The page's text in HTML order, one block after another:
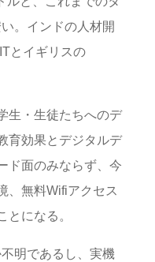
。インドの人材開
とイギリスの
生・生徒たちへのデ
育効果とデジタルデ
ド面のみならず、今
、無料Wifiアクセス
とになる。
明であるし、実機